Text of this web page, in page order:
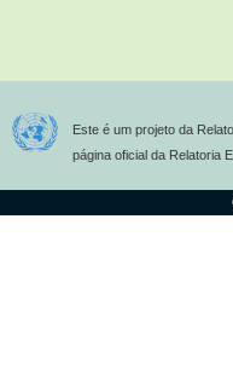
Este é um projeto da
página oficial da Relatoria